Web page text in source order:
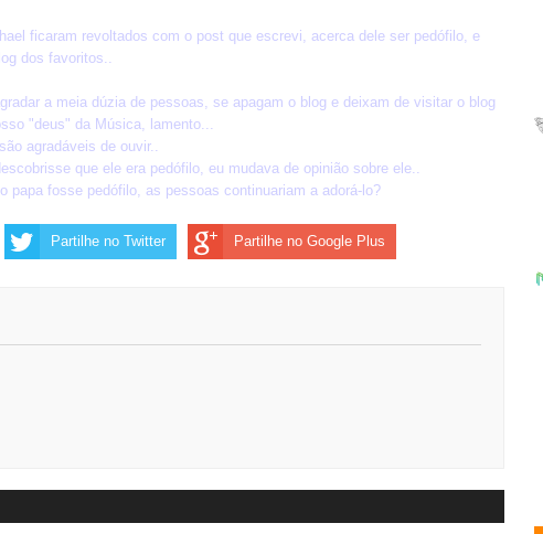
ficaram revoltados com o post que escrevi, acerca dele ser pedófilo, e
dos favoritos..
a meia dúzia de pessoas, se apagam o blog e deixam de visitar o blog
"deus" da Música, lamento...
agradáveis de ouvir..
que ele era pedófilo, eu mudava de opinião sobre ele..
papa fosse pedófilo, as pessoas continuariam a adorá-lo?
Partilhe no Twitter Partilhe no Google Plus